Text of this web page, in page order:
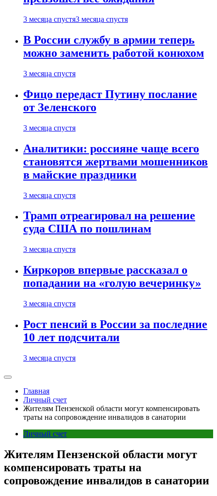
3 месяца спустя3 месяца спустя
В России службу в армии теперь
можно заменить работой конюхом
3 месяца спустя
Фицо передаст Путину послание
от Зеленского
3 месяца спустя
Аналитики: россияне чаще всего
становятся жертвами мошенников
в майские праздники
3 месяца спустя
Трамп отреагировал на решение
суда США по пошлинам
3 месяца спустя
Киркоров впервые рассказал о
попадании на «голую вечеринку»
3 месяца спустя
Рост пенсий в России за последние
10 лет подсчитали
3 месяца спустя
Главная
Личный счет
Жителям Пензенской области могут компенсировать
траты на сопровождение инвалидов в санатории
Личный счет
Жителям Пензенской области могут
компенсировать траты на
сопровождение инвалидов в санатории